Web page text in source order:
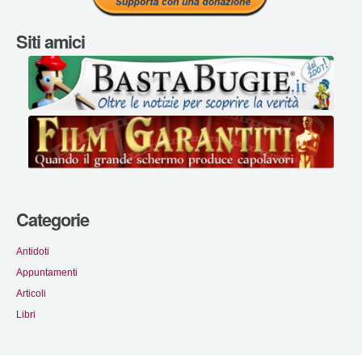
Siti amici
Categorie
Antidoti
Appuntamenti
Articoli
Libri